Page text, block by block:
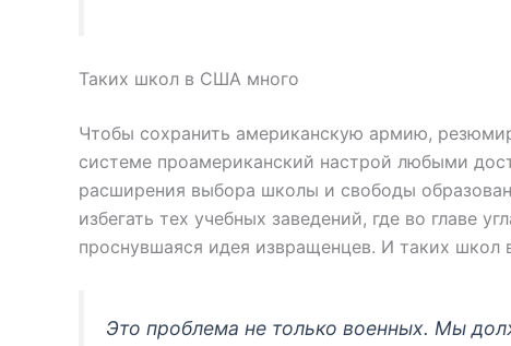
Таких школ в США много
Чтобы сохранить американскую армию,
системе проамериканский настрой любыми
расширения выбора школы и свободы
избегать тех учебных заведений, где во главе
проснувшаяся идея извращенцев. И таких
Это проблема не только военных. Мы